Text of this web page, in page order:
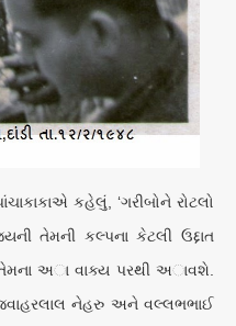
કહેલું, ‘ગરીબોને રોટલો
તેમની કલ્પના કેટલી ઉદ્દાત
તેમના અા વાક્ય પરથી અાવશે.
નેહરુ અને વલ્લભભાઈ